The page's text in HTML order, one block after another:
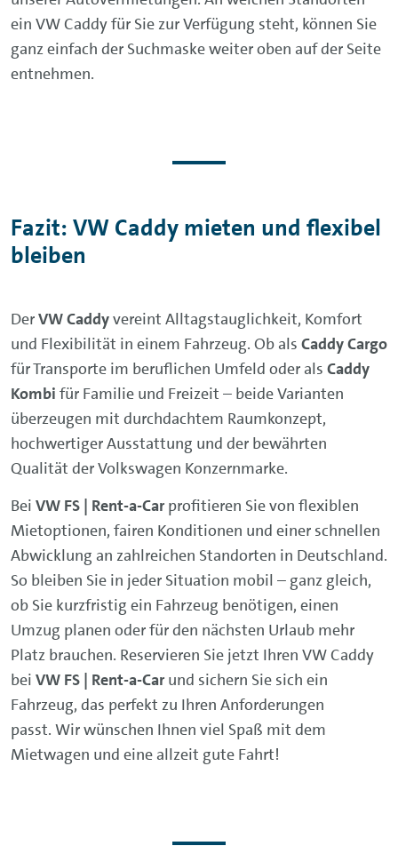
ein VW Caddy für Sie zur Verfügung steht, können Sie
ganz einfach der Suchmaske weiter oben auf der Seite
entnehmen.
Fazit: VW Caddy mieten und flexibel
bleiben
DerVW Caddyvereint Alltagstauglichkeit, Komfort
und Flexibilität in einem Fahrzeug. Ob als Caddy Cargo
für Transporte im beruflichen Umfeld oder als Caddy
Kombi für Familie und Freizeit – beide Varianten
überzeugen mit durchdachtem Raumkonzept,
hochwertiger Ausstattung und der bewährten
Qualität der Volkswagen Konzernmarke.
Bei VW FS | Rent-a-Car profitieren Sie von flexiblen
Mietoptionen, fairen Konditionen und einer schnellen
Abwicklung an zahlreichen Standorten in Deutschland.
So bleiben Sie in jeder Situation mobil – ganz gleich,
ob Sie kurzfristig ein Fahrzeug benötigen, einen
Umzug planen oder für den nächsten Urlaub mehr
Platz brauchen. Reservieren Sie jetzt Ihren VW Caddy
bei VW FS | Rent-a-Car und sichern Sie sich ein
Fahrzeug, das perfekt zu Ihren Anforderungen
passt. Wir wünschen Ihnen viel Spaß mit dem
Mietwagen und eine allzeit gute Fahrt!